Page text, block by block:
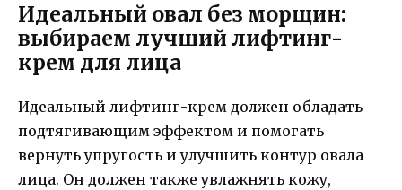
Идеальный овал без морщин:
выбираем лучший лифтинг-
крем для лица
Идеальный лифтинг-крем должен обладать
подтягивающим эффектом и помогать
вернуть упругость и улучшить контур овала
лица. Он должен также увлажнять кожу,